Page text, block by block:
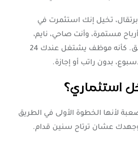
تخيل إنك استثمرت في
مستمرة، وأنت صاحي، نايم،
مسافر، تعبان، مالك خلق. كأنه موظف يشتغل عندك 24
استثماري؟
لأنها الخطوة الأولى في الطريق
عشان ترتاح سنين قدام.